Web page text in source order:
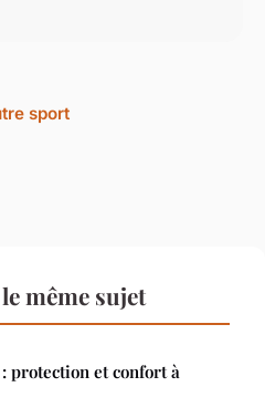
sport
même sujet
protection et confort à